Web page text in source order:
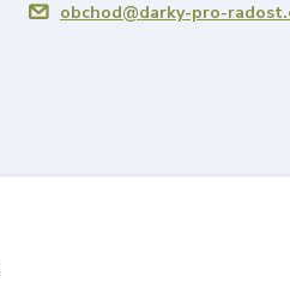
obchod@darky-pro-